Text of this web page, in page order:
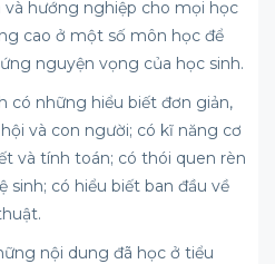
hướng nghiệp cho mọi học
cao ở một số môn học để
nguyện vọng của học sinh.
có những hiểu biết đơn giản,
và con người; có kĩ năng cơ
và tính toán; có thói quen rèn
sinh; có hiểu biết ban đầu về
nội dung đã học ở tiểu